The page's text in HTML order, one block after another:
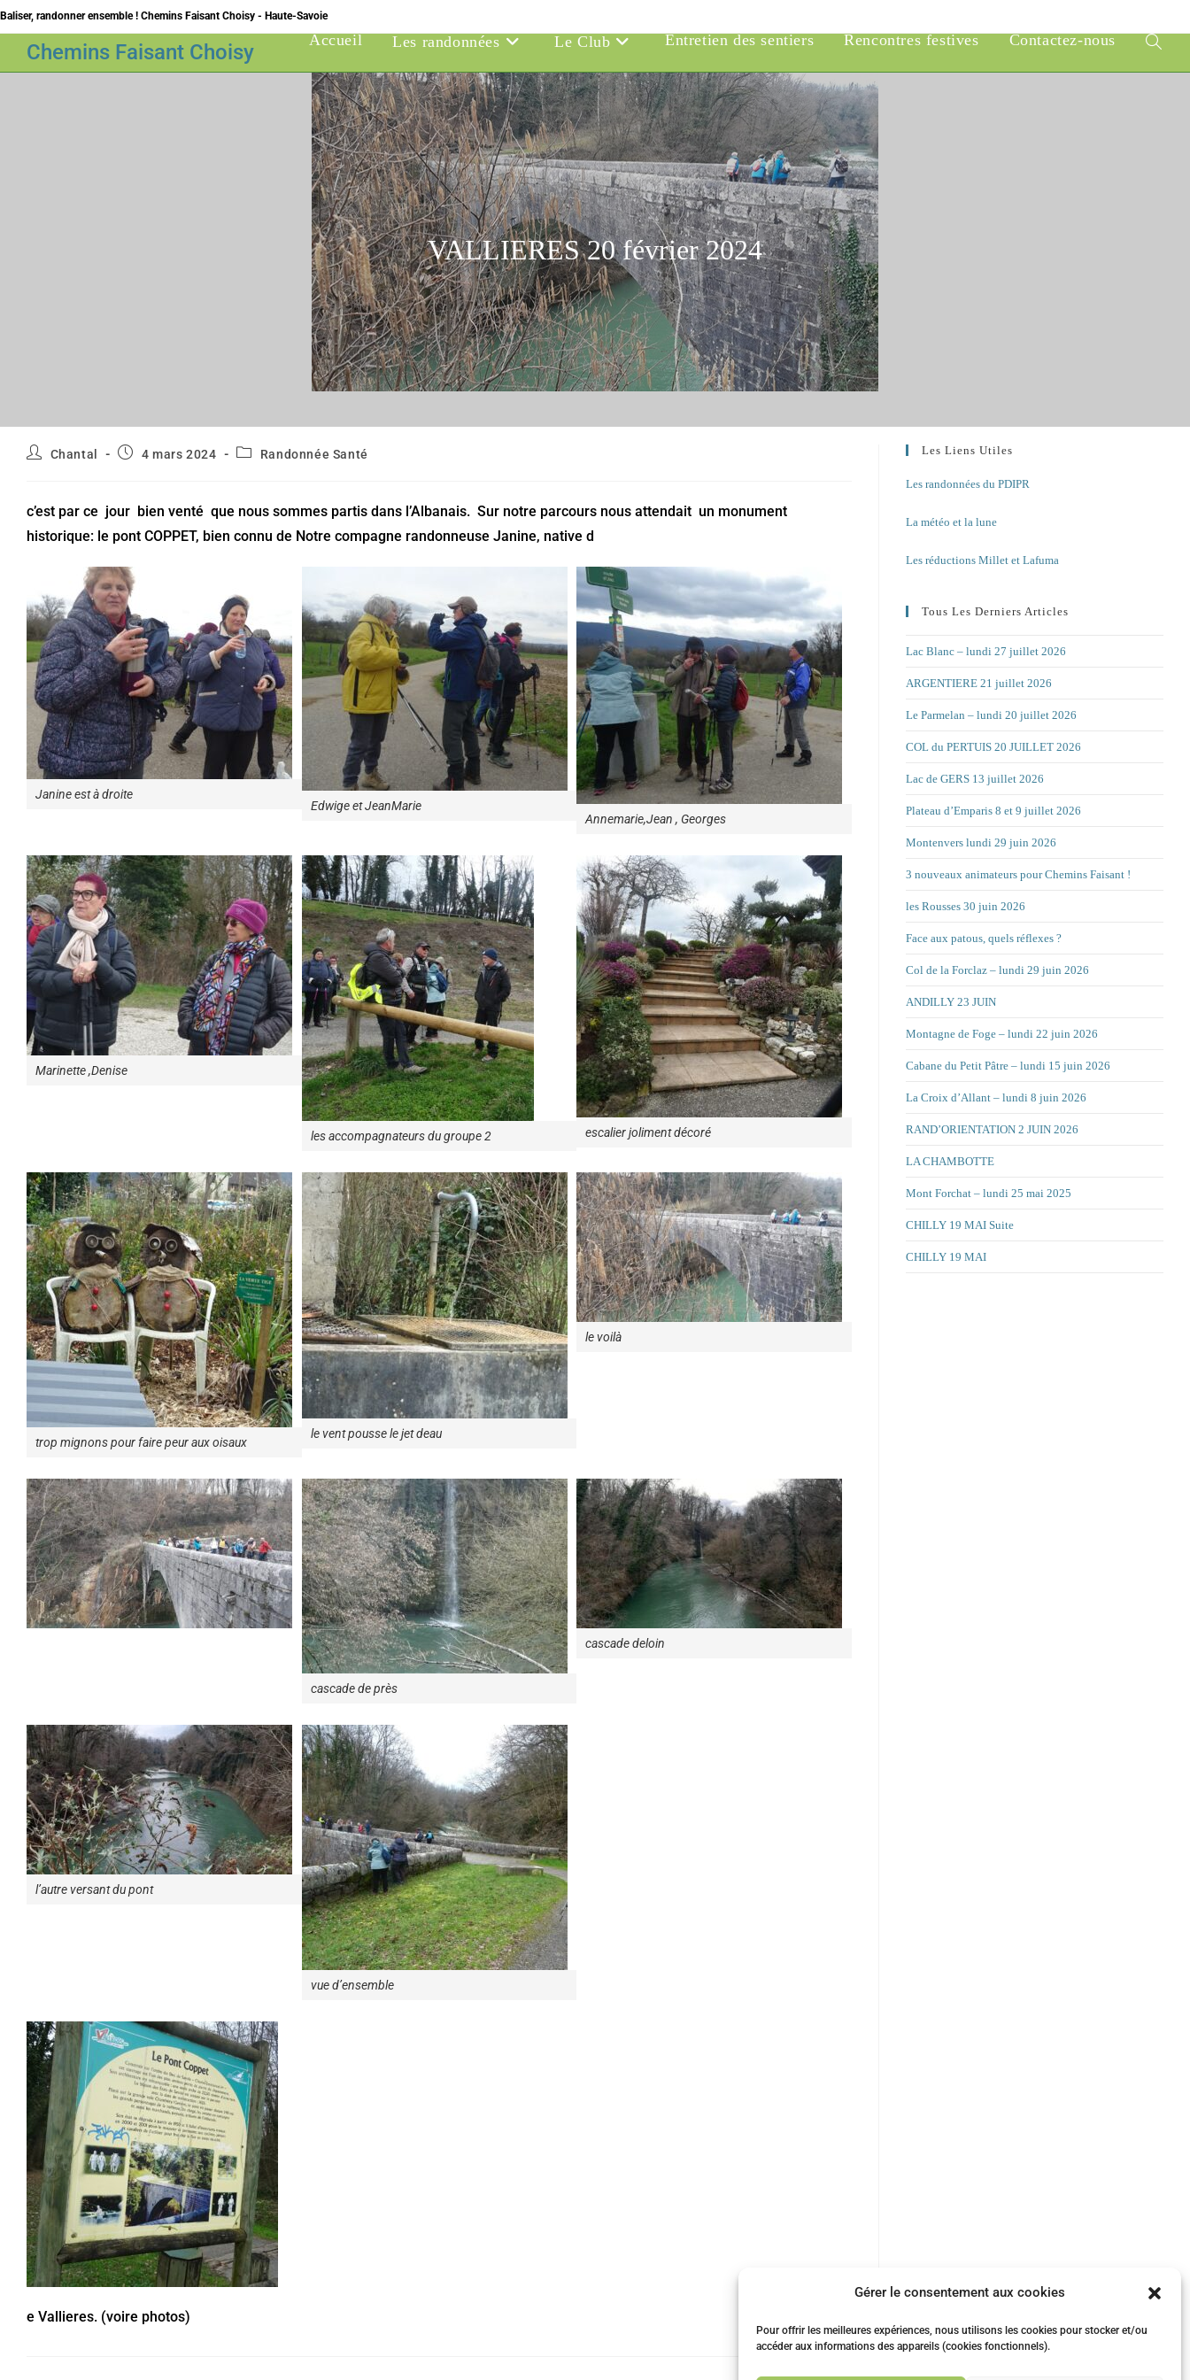
Gérer le consentement aux cookies
Pour offrir les meilleures expériences, nous utilisons les cookies pour stocker et/ou
accéder aux informations des appareils (cookies fonctionnels).
Skip
to
content
Baliser, randonner ensemble ! Chemins Faisant Choisy - Haute-Savoie
Chemins Faisant Choisy Accueil Les randonnées Le Club Entretien des sentiers Rencontres festives Contactez-nous
Toggle
website
VALLIERES 20 février 2024
Auteur/autrice
Chantal
Publication
4 mars 2024
PostRandonnée Santé
c’est par ce jour bien venté que nous sommes partis dans l’Albanais. Sur notre parcours nous attendait un monument
historique: le pont COPPET, bien connu de Notre compagne randonneuse Janine, native d
Janine est à droite
Edwige et JeanMarie
Annemarie,Jean , Georges
Marinette ,Denise
les accompagnateurs du groupe 2 escalier joliment décoré
trop mignons pour faire peur aux oisaux
le vent pousse le jet deau
le voilà
cascade de près
cascade deloin
l’autre versant du pont
vue d’ensemble
e Vallieres. (voire photos)
Les Liens Utiles
Les randonnées du PDIPR
La météo et la lune
Les réductions Millet et Lafuma
Tous Les Derniers Articles
Lac Blanc – lundi 27 juillet 2026
ARGENTIERE 21 juillet 2026
Le Parmelan – lundi 20 juillet 2026
COL du PERTUIS 20 JUILLET 2026
Lac de GERS 13 juillet 2026
Plateau d’Emparis 8 et 9 juillet 2026
Montenvers lundi 29 juin 2026
3 nouveaux animateurs pour Chemins Faisant !
les Rousses 30 juin 2026
Face aux patous, quels réflexes ?
Col de la Forclaz – lundi 29 juin 2026
ANDILLY 23 JUIN
Montagne de Foge – lundi 22 juin 2026
Cabane du Petit Pâtre – lundi 15 juin 2026
La Croix d’Allant – lundi 8 juin 2026
RAND’ORIENTATION 2 JUIN 2026
LA CHAMBOTTE
Mont Forchat – lundi 25 mai 2025
CHILLY 19 MAI Suite
CHILLY 19 MAI